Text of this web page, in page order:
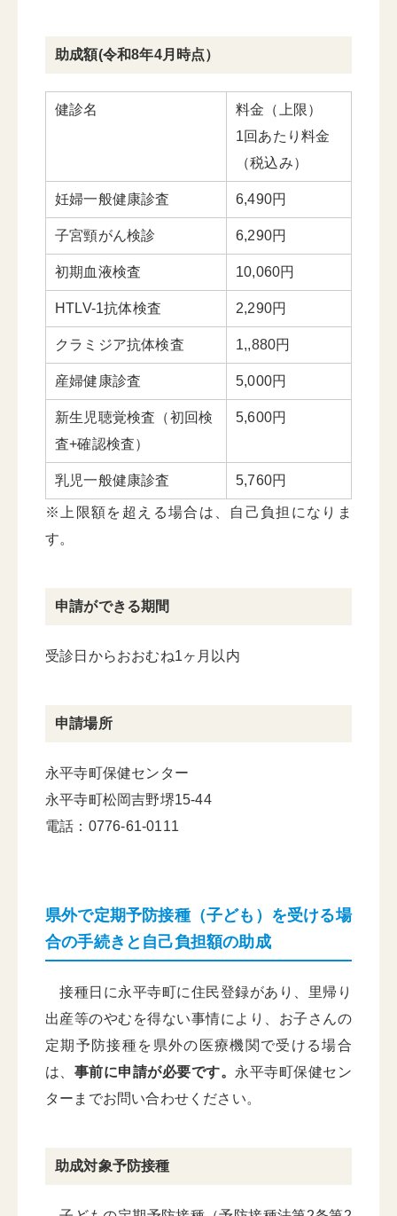
助成額(令和8年4月時点）
健診名
料金（上限）
1回あたり料金
（税込み）
妊婦一般健康診査 6,490円
子宮頸がん検診 6,290円
初期血液検査 10,060円
HTLV-1抗体検査 2,290円
クラミジア抗体検査 1,,880円
産婦健康診査 5,000円
新生児聴覚検査（初回検
査+確認検査）
5,600円
乳児一般健康診査 5,760円
※上限額を超える場合は、自己負担になりま
す。
申請ができる期間
受診日からおおむね1ヶ月以内
申請場所
永平寺町保健センター
永平寺町松岡吉野堺15-44
電話：0776-61-0111
県外で定期予防接種（子ども）を受ける場
合の手続きと自己負担額の助成
接種日に永平寺町に住民登録があり、里帰り
出産等のやむを得ない事情により、お子さんの
定期予防接種を県外の医療機関で受ける場合
は、 事前に申請が必要です。 永平寺町保健セン
ターまでお問い合わせください。
助成対象予防接種